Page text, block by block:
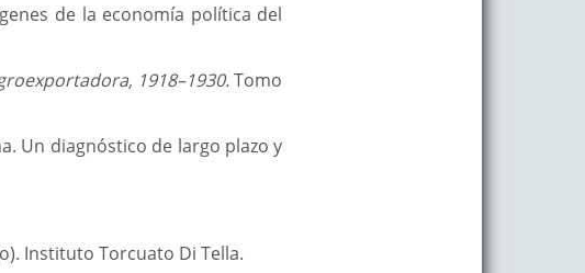
de la economía política del
1918–1930.Tomo
Un diagnóstico de largo plazo y
Instituto Torcuato Di Tella.